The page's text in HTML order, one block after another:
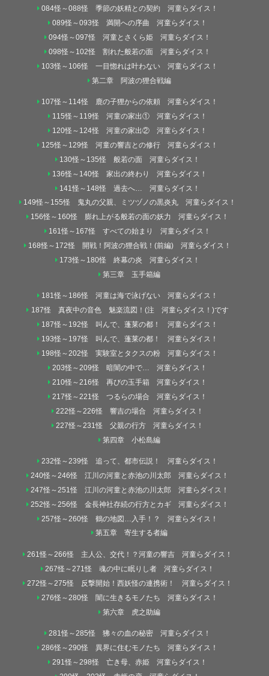
084怪～088怪 季節の妖精との契約 河童らダイス！
089怪～093怪 満開への序曲 河童らダイス！
094怪～097怪 河童とさくら姫 河童らダイス！
098怪～102怪 割れた般若の面 河童らダイス！
103怪～106怪 一目惚れは叶わない 河童らダイス！
第二章 阿波の狸合戦編
107怪～114怪 鹿の子狸からの依頼 河童らダイス！
115怪～119怪 河童の家出① 河童らダイス！
120怪～124怪 河童の家出② 河童らダイス！
125怪～129怪 河童の響吉との修行 河童らダイス！
130怪～135怪 般若の面 河童らダイス！
136怪～140怪 家出の終わり 河童らダイス！
141怪～148怪 過去へ… 河童らダイス！
149怪～155怪 鬼丸の父親、ミツヅノの黒炎丸 河童らダイス！
156怪～160怪 膨れ上がる般若の面の妖力 河童らダイス！
161怪～167怪 すべての始まり 河童らダイス！
168怪～172怪 開戦！阿波の狸合戦！(前編) 河童らダイス！
173怪～180怪 終幕の炎 河童らダイス！
第三章 玉手箱編
181怪～186怪 河童は海で泳げない 河童らダイス！
187怪 真夜中の音色 魅楽流図！(注 河童らダイス！)です
187怪～192怪 叫んで、蓬莱の都！ 河童らダイス！
193怪～197怪 叫んで、蓬莱の都！ 河童らダイス！
198怪～202怪 実験室とタクスの粉 河童らダイス！
203怪～209怪 暗闇の中で… 河童らダイス！
210怪～216怪 再びの玉手箱 河童らダイス！
217怪～221怪 つるらの場合 河童らダイス！
222怪～226怪 響吉の場合 河童らダイス！
227怪～231怪 父親の行方 河童らダイス！
第四章 小松島編
232怪～239怪 追って、都市伝説！ 河童らダイス！
240怪～246怪 江川の河童と赤池の川太郎 河童らダイス！
247怪～251怪 江川の河童と赤池の川太郎 河童らダイス！
252怪～256怪 金長神社存続の行方とカギ 河童らダイス！
257怪～260怪 鶴の地図…入手！？ 河童らダイス！
第五章 寄生する者編
261怪～266怪 主人公、交代！？河童の響吉 河童らダイス！
267怪～271怪 魂の中に眠りし者 河童らダイス！
272怪～275怪 反撃開始！西妖怪の連携術！ 河童らダイス！
276怪～280怪 闇に生きるモノたち 河童らダイス！
第六章 虎之助編
281怪～285怪 狒々の血の秘密 河童らダイス！
286怪～290怪 異界に住むモノたち 河童らダイス！
291怪～298怪 亡き母、赤姫 河童らダイス！